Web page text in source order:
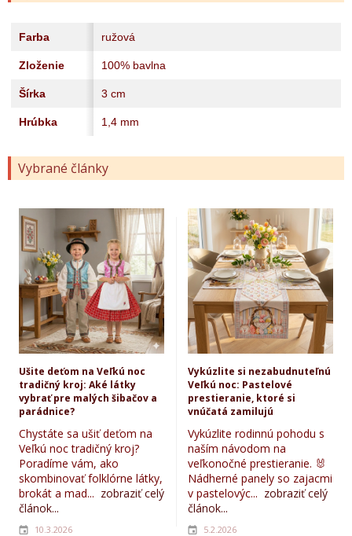
Farba ružová
Zloženie 100% bavlna
Šírka 3 cm
Hrúbka 1,4 mm
Vybrané články
Ušite deťom na Veľkú noc
tradičný kroj: Aké látky
vybrať pre malých šibačov a
parádnice?
Chystáte sa ušiť deťom na
Veľkú noc tradičný kroj?
Poradíme vám, ako
skombinovať folklórne látky,
brokát a mad... zobraziť celý
článok...
10.3.2026
Vykúzlite si nezabudnuteľnú
Veľkú noc: Pastelové
prestieranie, ktoré si
vnúčatá zamilujú
Vykúzlite rodinnú pohodu s
naším návodom na
veľkonočné prestieranie. 🐰
Nádherné panely so zajacmi
v pastelovýc... zobraziť celý
článok...
5.2.2026